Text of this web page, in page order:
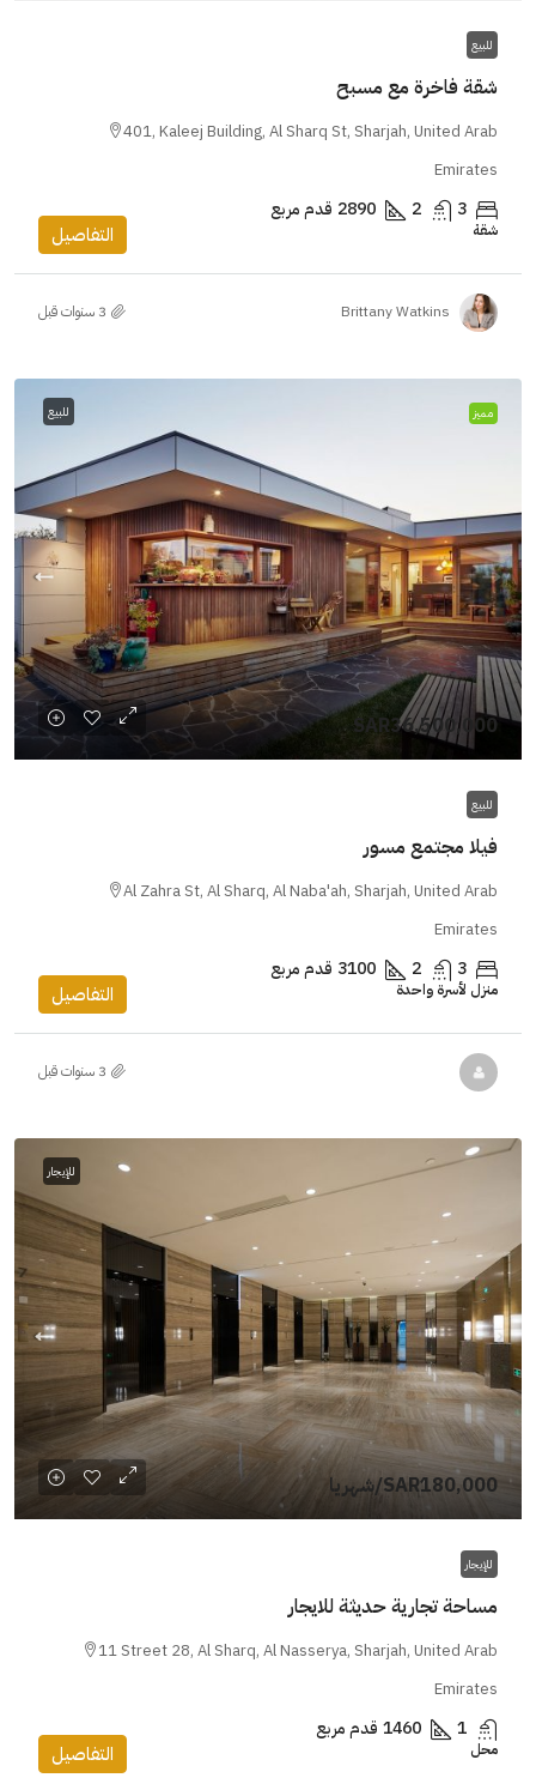
للبيع
شقة فاخرة مع مسبح
401, Kaleej Building, Al Sharq St, Sharjah, United Arab
Emirates
3
2
2890قدم مربع
شقة التفاصيل
Brittany Watkins
مميز للبيع
SAR36,500,000
للبيع
فيلا مجتمع مسور
Al Zahra St, Al Sharq, Al Naba'ah, Sharjah, United Arab
Emirates
3
2
3100قدم مربع
منزل لأسرة واحدة التفاصيل
للإيجار
SAR180,000/شهريا
للإيجار
مساحة تجارية حديثة للايجار
11 Street 28, Al Sharq, Al Nasserya, Sharjah, United Arab
Emirates
1
1460قدم مربع
محل التفاصيل